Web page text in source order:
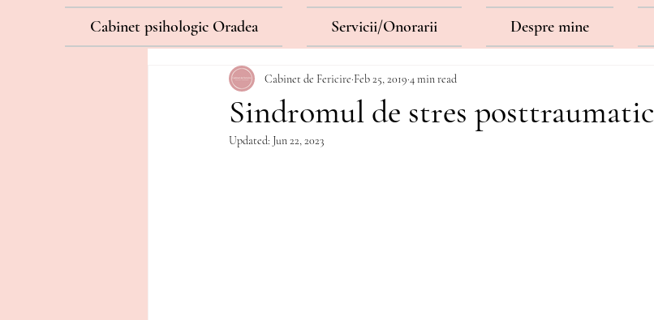
Cabinet psihologic Oradea Servicii/Onorarii Despre mine
Sindromul de stres posttraumatic
Cabinet de Fericire Feb 25, 2019 4 min read
Updated: Jun 22, 2023